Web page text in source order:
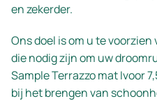
en zekerder.
Ons doel is om u te
die nodig zijn om uw
Sample Terrazzo mat Ivoor
bij het brengen van